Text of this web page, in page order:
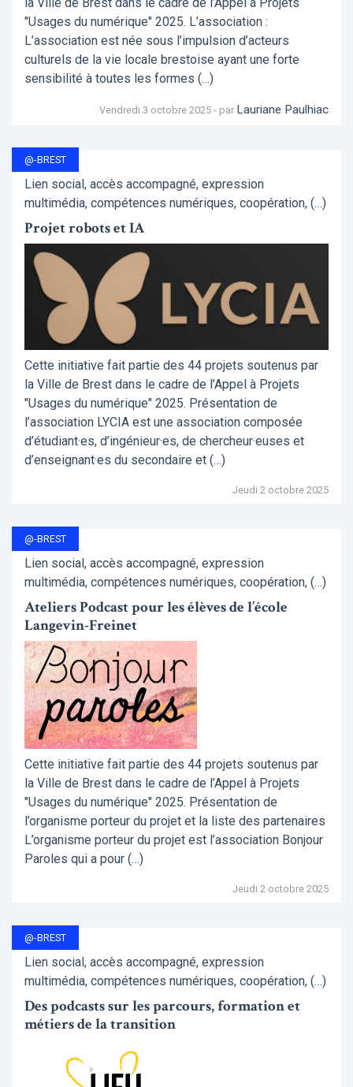
"Usages du numérique" 2025. L’association :
L’association est née sous l’impulsion d’acteurs
culturels de la vie locale brestoise ayant une forte
sensibilité à toutes les formes (…)
Vendredi 3 octobre 2025 - par Lauriane Paulhiac
@-BREST
Lien social, accès accompagné, expression
multimédia, compétences numériques, coopération, (…)
Projet robots et IA
Cette initiative fait partie des 44 projets soutenus par
la Ville de Brest dans le cadre de l’Appel à Projets
"Usages du numérique" 2025. Présentation de
l’association LYCIA est une association composée
d’étudiant·es, d’ingénieur·es, de chercheur·euses et
d’enseignant·es du secondaire et (…)
Jeudi 2 octobre 2025
@-BREST
Lien social, accès accompagné, expression
multimédia, compétences numériques, coopération, (…)
Ateliers Podcast pour les élèves de l’école
Langevin-Freinet
Cette initiative fait partie des 44 projets soutenus par
la Ville de Brest dans le cadre de l’Appel à Projets
"Usages du numérique" 2025. Présentation de
l’organisme porteur du projet et la liste des partenaires
L’organisme porteur du projet est l’association Bonjour
Paroles qui a pour (…)
Jeudi 2 octobre 2025
@-BREST
Lien social, accès accompagné, expression
multimédia, compétences numériques, coopération, (…)
Des podcasts sur les parcours, formation et
métiers de la transition